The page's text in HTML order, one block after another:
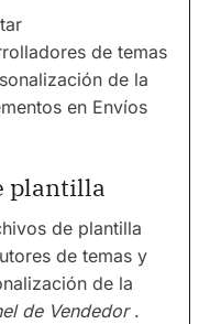
de temas
de la
en Envíos
plantilla
de plantilla
de temas y
de la
de Vendedor .